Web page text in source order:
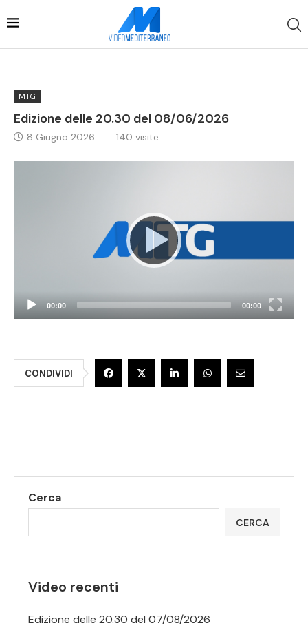
MTG
Edizione delle 20.30 del 08/06/2026
8 Giugno 2026 140 visite
00:00 00:00
CONDIVIDI
Cerca
CERCA
Video recenti
Edizione delle 20.30 del 07/08/2026